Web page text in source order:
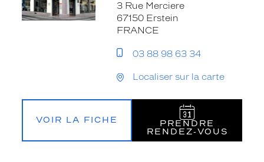
3 Rue Merciere
67150 Erstein
FRANCE
03 88 98 63 34
Localiser sur la carte
VOIR LA FICHE
PRENDRE
RENDEZ‑VOUS